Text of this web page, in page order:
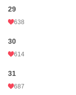
29
638
30
614
31
687